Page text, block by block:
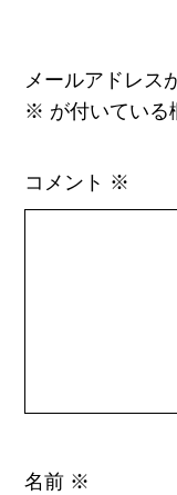
メールアドレス
※ が付いている
コメント ※
名前 ※